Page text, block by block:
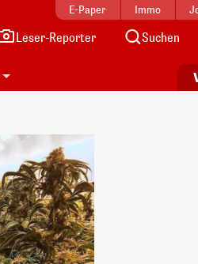
E-Paper Immo
Leser-Reporter Suchen